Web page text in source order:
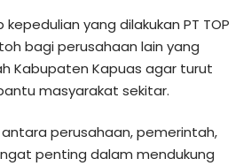
yang dilakukan PT TOP
bagi perusahaan lain yang
Kabupaten Kapuas agar turut
masyarakat sekitar.
perusahaan, pemerintah,
penting dalam mendukung